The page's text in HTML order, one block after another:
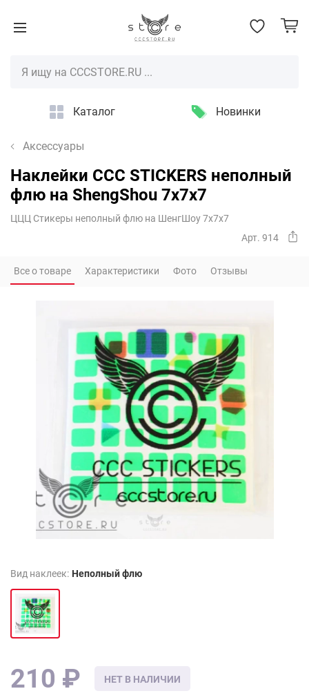
Каталог Новинки
Аксессуары
Наклейки CCC STICKERS неполный
флю на ShengShou 7x7x7
ЦЦЦ Стикеры неполный флю на ШенгШоу 7х7х7
Арт. 914
Все о товаре Характеристики Фото Отзывы
Вид наклеек: Неполный флю
НЕТ В НАЛИЧИИ
210 ₽